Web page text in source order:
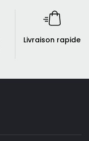
Livraison rapide